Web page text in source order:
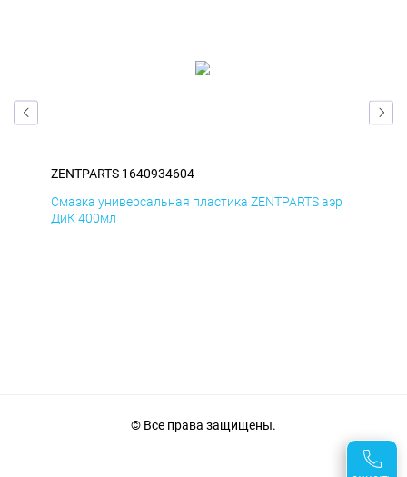
ZENTPARTS 1640934604
Смазка универсальная пластика ZENTPARTS аэр
ДиК 400мл
© Все права защищены.